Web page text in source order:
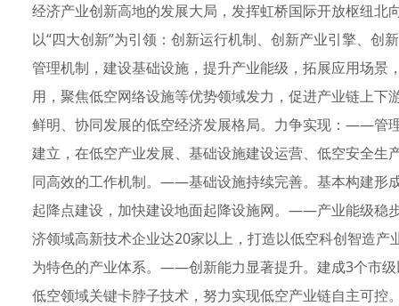
经济产业创新高地的发展大局，发挥虹桥国际开放枢纽
以“四大创新”为引领：创新运行机制、创新产业引擎、创
管理机制，建设基础设施，提升产业能级，拓展应用场
用，聚焦低空网络设施等优势领域发力，促进产业链上
鲜明、协同发展的低空经济发展格局。力争实现：——管
建立，在低空产业发展、基础设施建设运营、低空安全
同高效的工作机制。——基础设施持续完善。基本构建形
起降点建设，加快建设地面起降设施网。——产业能级稳
济领域高新技术企业达20家以上，打造以低空科创智造
为特色的产业体系。——创新能力显著提升。建成3个市
低空领域关键卡脖子技术，努力实现低空产业链自主可